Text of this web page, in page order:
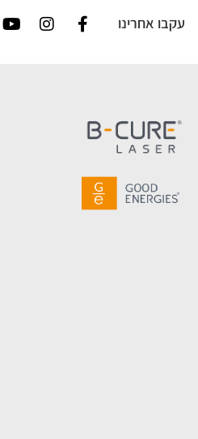
עקבו אחרינו